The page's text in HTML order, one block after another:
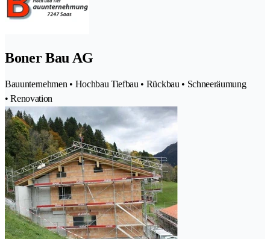
Boner Bau AG
Bauunternehmen • Hochbau Tiefbau • Rückbau • Schneeräumung
• Renovation